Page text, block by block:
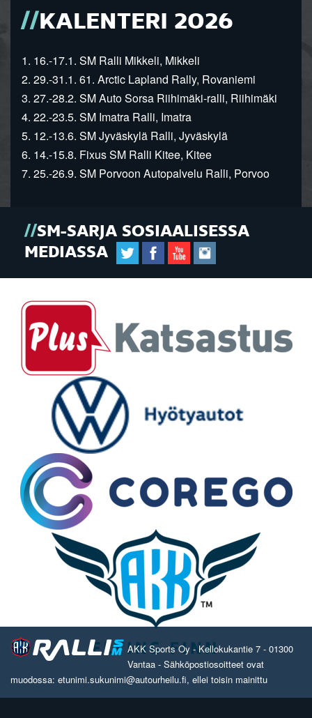
KALENTERI 2026
1. 16.-17.1. SM Ralli Mikkeli, Mikkeli
2. 29.-31.1. 61. Arctic Lapland Rally, Rovaniemi
3. 27.-28.2. SM Auto Sorsa Riihimäki-ralli, Riihimäki
4. 22.-23.5. SM Imatra Ralli, Imatra
5. 12.-13.6. SM Jyväskylä Ralli, Jyväskylä
6. 14.-15.8. Fixus SM Ralli Kitee, Kitee
7. 25.-26.9. SM Porvoon Autopalvelu Ralli, Porvoo
SM-SARJA SOSIAALISESSA
MEDIASSA
AKK Sports Oy - Kellokukantie 7 - 01300
Vantaa - Sähköpostiosoitteet ovat
muodossa: etunimi.sukunimi@autourheilu.fi, ellei toisin mainittu